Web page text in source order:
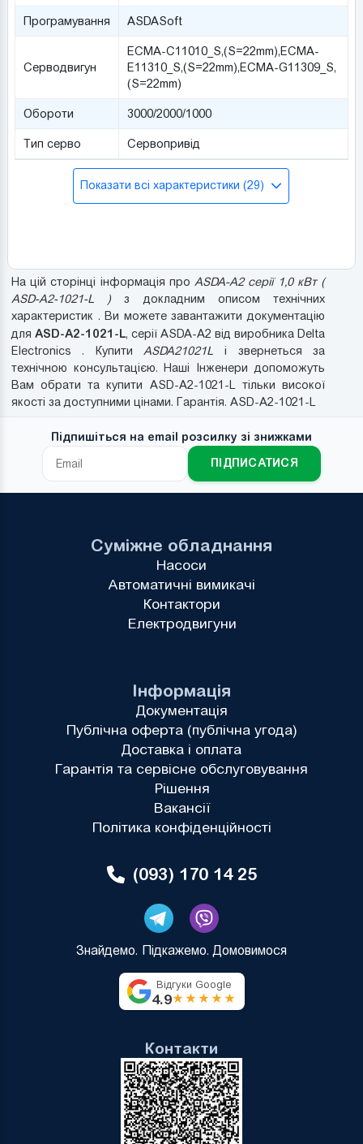
Програмування ASDASoft
Серводвигун
ECMA-С11010_S,(S=22mm),ECMA-
Е11310_S,(S=22mm),ECMA-G11309_S,
(S=22mm)
Обороти 3000/2000/1000
Тип серво Сервопривід
Показати всі характеристики (29)
На цій сторінці інформація про ASDA-A2 серії 1,0 кВт (
ASD-A2-1021-L ) з докладним описом технічних
характеристик . Ви можете завантажити документацію
для ASD-A2-1021-L, серії ASDA-A2 від виробника Delta
Electronics . Купити ASDA21021L
і звернеться за
технічною консультацією. Наші Інженери допоможуть
Вам обрати та купити ASD-A2-1021-L тільки високої
якості за доступними цінами. Гарантія. ASD-A2-1021-L
Підпишіться на email розсилку зі знижками
ПІДПИСАТИСЯ
Інформація
Документація
Публічна оферта (публічна угода)
Доставка і оплата
Гарантія та сервісне обслуговування
Рішення
Вакансії
Політика конфіденційності
Суміжне обладнання
Насоси
Автоматичні вимикачі
Контактори
Електродвигуни
(093) 170 14 25
Знайдемо. Підкажемо. Домовимося
Відгуки Google
4.9★★★★★
Контакти